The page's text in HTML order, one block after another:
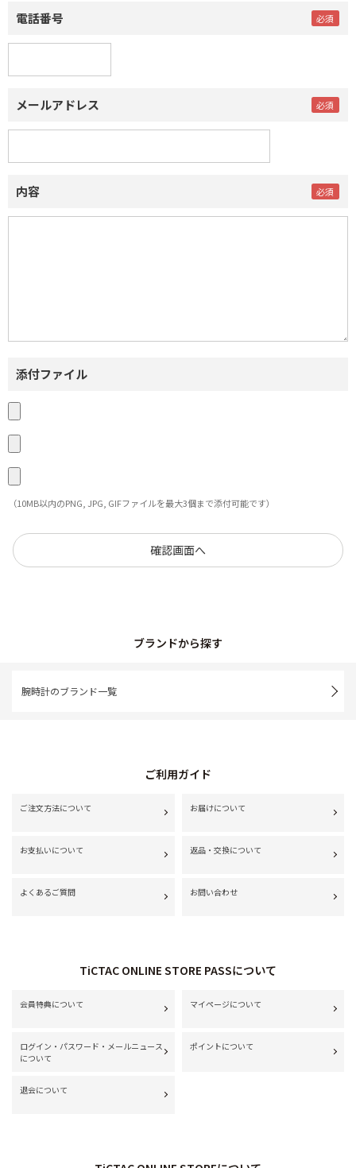
電話番号
メールアドレス
内容
添付ファイル
（10MB以内のPNG, JPG, GIFファイルを最大3個まで添付可能です）
ブランドから探す
腕時計のブランド一覧
ご利用ガイド
ご注文方法について お届けについて
お支払いについて 返品・交換について
よくあるご質問 お問い合わせ
TiCTAC ONLINE STORE PASSについて
会員特典について マイページについて
ログイン・パスワード・メールニュース
について
ポイントについて
退会について